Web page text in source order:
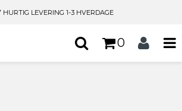
HURTIG LEVERING1-3 HVERDAGE
0